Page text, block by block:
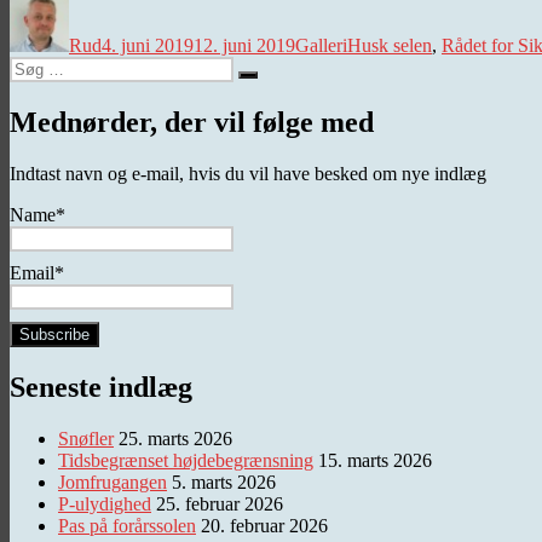
Rud4. juni 201912. juni 2019GalleriHusk selen, Rådet for
Søg
efter:
Søg
Mednørder, der vil følge med
Indtast navn og e-mail, hvis du vil have besked om nye indlæg
Name*
Email*
Seneste indlæg
Snøfler 25. marts 2026
Tidsbegrænset højdebegrænsning 15. marts 2026
Jomfrugangen 5. marts 2026
P-ulydighed 25. februar 2026
Pas på forårssolen 20. februar 2026